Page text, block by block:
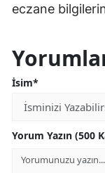
eczane
İsim*
Yorum Yazın (500